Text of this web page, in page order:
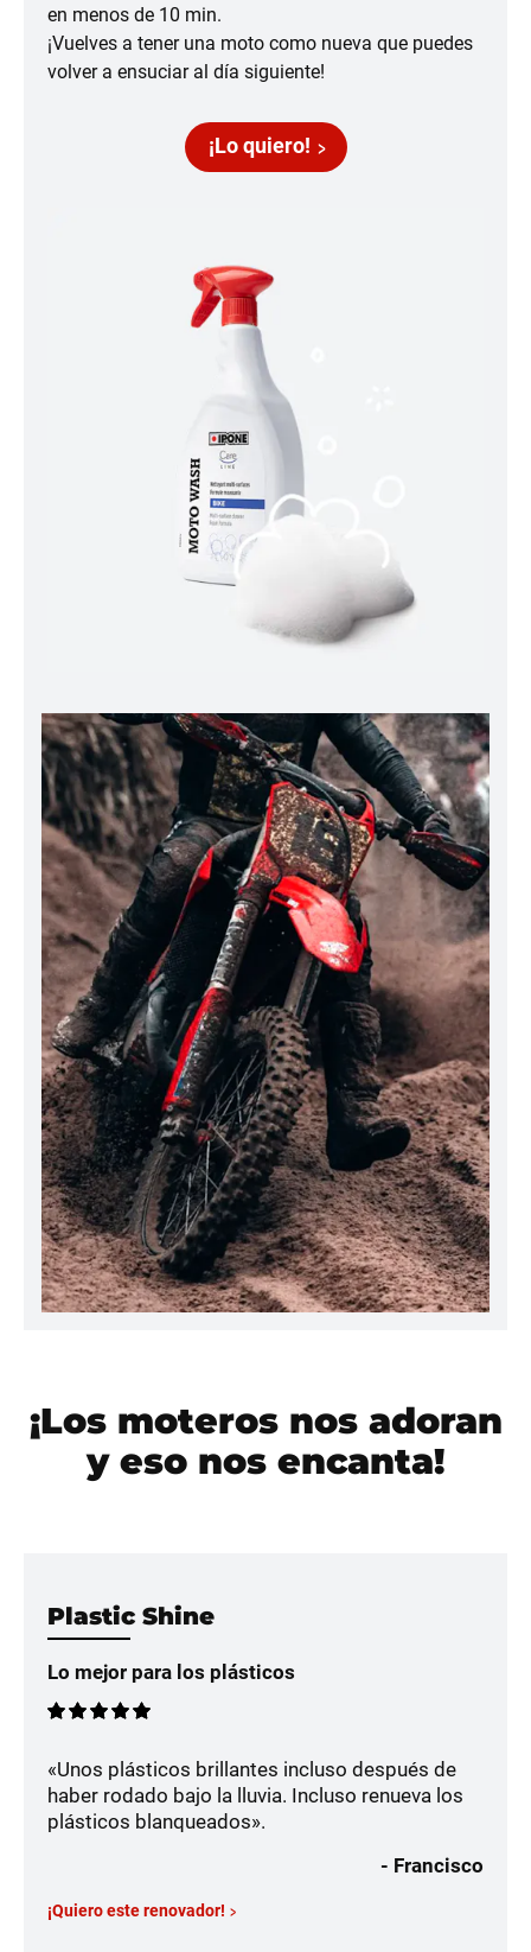
en menos de 10 min.
¡Vuelves a tener una moto como nueva que puedes
volver a ensuciar al día siguiente!
¡Lo quiero!
¡Los moteros nos adoran
y eso nos encanta!
Plastic Shine
Lo mejor para los plásticos
«Unos plásticos brillantes incluso después de
haber rodado bajo la lluvia. Incluso renueva los
plásticos blanqueados».
- Francisco
¡Quiero este renovador!